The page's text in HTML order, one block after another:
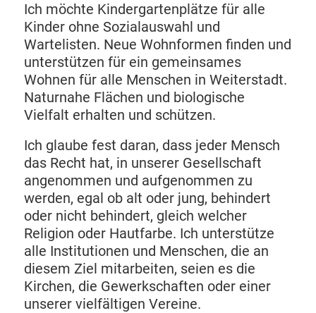
Ich möchte Kindergartenplätze für alle
Kinder ohne Sozialauswahl und
Wartelisten. Neue Wohnformen finden und
unterstützen für ein gemeinsames
Wohnen für alle Menschen in Weiterstadt.
Naturnahe Flächen und biologische
Vielfalt erhalten und schützen.
Ich glaube fest daran, dass jeder Mensch
das Recht hat, in unserer Gesellschaft
angenommen und aufgenommen zu
werden, egal ob alt oder jung, behindert
oder nicht behindert, gleich welcher
Religion oder Hautfarbe. Ich unterstütze
alle Institutionen und Menschen, die an
diesem Ziel mitarbeiten, seien es die
Kirchen, die Gewerkschaften oder einer
unserer vielfältigen Vereine.